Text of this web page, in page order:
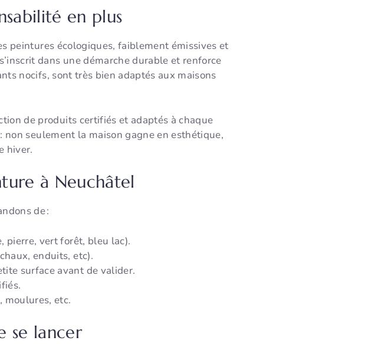
en plus
peintures écologiques, faiblement émissives et
dans une démarche durable et renforce
nocifs, sont très bien adaptés aux maisons
de produits certifiés et adaptés à chaque
seulement la maison gagne en esthétique,
hiver.
à Neuchâtel
de :
pierre, vert forêt, bleu lac).
enduits, etc).
surface avant de valider.
moulures, etc.
se lancer